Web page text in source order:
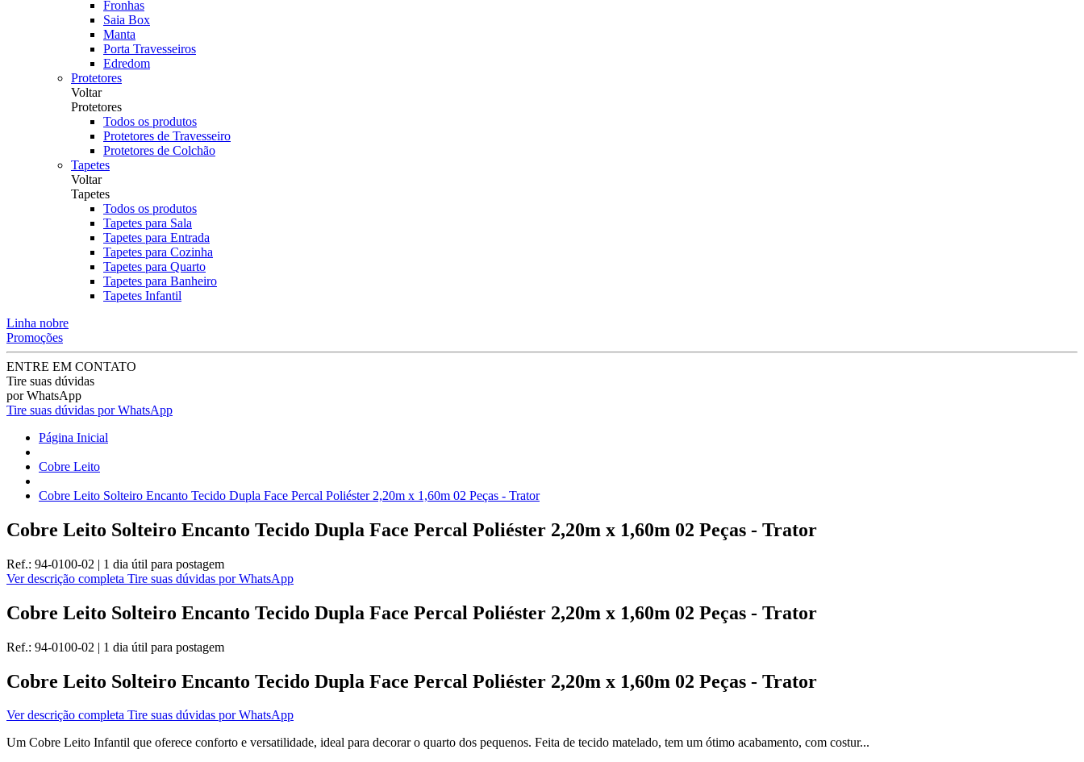
Fronhas
Saia Box
Manta
Porta Travesseiros
Edredom
Protetores
Voltar
Protetores
Todos os produtos
Protetores de Travesseiro
Protetores de Colchão
Tapetes
Voltar
Tapetes
Todos os produtos
Tapetes para Sala
Tapetes para Entrada
Tapetes para Cozinha
Tapetes para Quarto
Tapetes para Banheiro
Tapetes Infantil
Linha nobre
Promoções
ENTRE EM CONTATO
Tire suas dúvidas
por WhatsApp
Tire suas dúvidas por WhatsApp
Página Inicial
Cobre Leito
Cobre Leito Solteiro Encanto Tecido Dupla Face Percal Poliéster 2,20m x 1,60m 02 Peças - Trator
Cobre Leito Solteiro Encanto Tecido Dupla Face Percal Poliéster 2,20m x 1,60m 02 Peças - Trator
Ref.: 94-0100-02 | 1 dia útil para postagem
Ver descrição completa Tire suas dúvidas por WhatsApp
Cobre Leito Solteiro Encanto Tecido Dupla Face Percal Poliéster 2,20m x 1,60m 02 Peças - Trator
Ref.: 94-0100-02 | 1 dia útil para postagem
Cobre Leito Solteiro Encanto Tecido Dupla Face Percal Poliéster 2,20m x 1,60m 02 Peças - Trator
Ver descrição completa Tire suas dúvidas por WhatsApp
Um Cobre Leito Infantil que oferece conforto e versatilidade, ideal para decorar o quarto dos pequenos. Feita de tecido matelado, tem um ótimo acabamento, com costur...